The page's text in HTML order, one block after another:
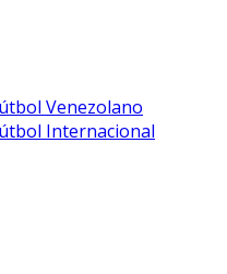
Venezolano
Internacional